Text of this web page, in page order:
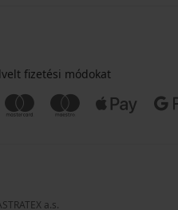
fizetési módokat
a.s.